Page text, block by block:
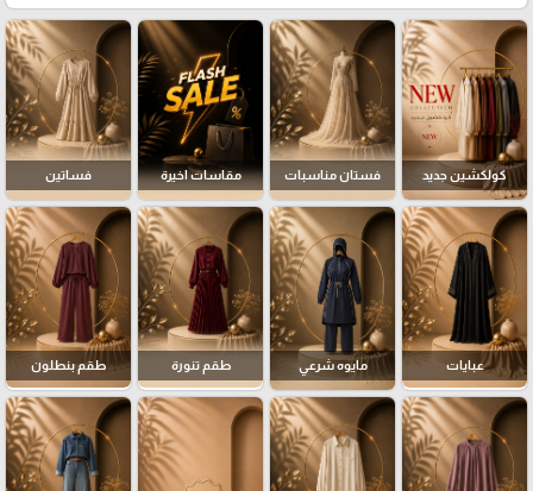
كولكشين جديد فستان مناسبات مقاسات اخيرة فساتين
عبايات مايوه شرعي طقم تنورة طقم بنطلون